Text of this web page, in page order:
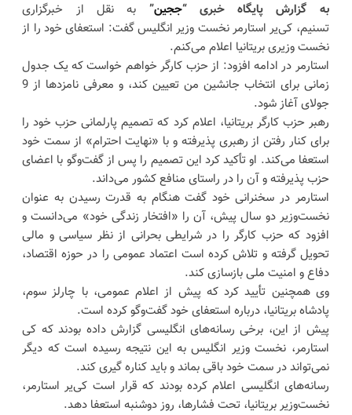
به گزارش پایگاه خبری “ججین” به نقل از خبرگزاری
تسنیم، کی‌یر استارمر نخست وزیر انگلیس گفت: استعفای خود را از
نخست وزیری بریتانیا اعلام می‌کنم.
استارمر در ادامه افزود: از حزب کارگر خواهم خواست که یک جدول
زمانی برای انتخاب جانشین من تعیین کند، و معرفی نامزدها از 9
جولای آغاز شود.
رهبر حزب کارگر بریتانیا، اعلام کرد که تصمیم پارلمانی حزب خود را
برای کنار رفتن از رهبری پذیرفته و با «نهایت احترام» از سمت خود
استعفا می‌کند. او تأکید کرد این تصمیم را پس از گفت‌وگو با اعضای
حزب پذیرفته و آن را در راستای منافع کشور می‌داند.
استارمر در سخنرانی خود گفت هنگام به قدرت رسیدن به عنوان
نخست‌وزیر دو سال پیش، آن را «افتخار زندگی خود» می‌دانست و
افزود که حزب کارگر را در شرایطی بحرانی از نظر سیاسی و مالی
تحویل گرفته و تلاش کرده است اعتماد عمومی را در حوزه اقتصاد،
دفاع و امنیت ملی بازسازی کند.
وی همچنین تأیید کرد که پیش از اعلام عمومی، با چارلز سوم،
پادشاه بریتانیا، درباره استعفای خود گفت‌وگو کرده است.
پیش از این، برخی رسانه‌های انگلیسی گزارش داده بودند که کی
استارمر، نخست وزیر انگلیس به این نتیجه رسیده است که دیگر
نمی‌تواند در سمت خود باقی بماند و باید کناره گیری کند.
رسانه‌های انگلیسی اعلام کرده بودند که قرار است کی‌یر استارمر،
نخست‌وزیر بریتانیا، تحت فشارها، روز دوشنبه استعفا دهد.